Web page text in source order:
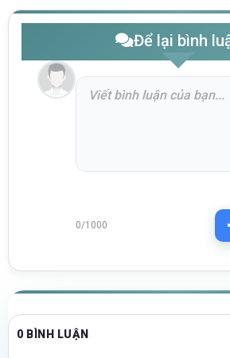
Để lại bình
0/1000
0 BÌNH LUẬN